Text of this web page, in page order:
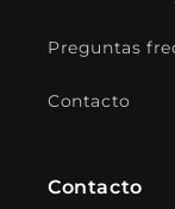
Preguntas
Contacto
Contacto